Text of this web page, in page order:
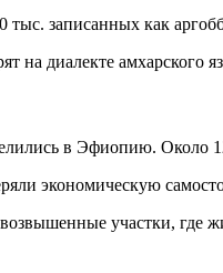
записанных как
на диалекте
в Эфиопию. Около
экономическую
участки, где